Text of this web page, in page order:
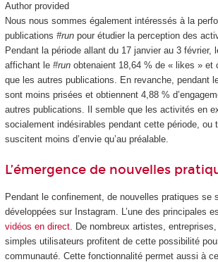
Author provided
Nous nous sommes également intéressés à la
publications #runpour étudier la perception des
Pendant la période allant du 17 janvier au 3 février,
affichant le #runobtenaient 18,64 % de « likes » et
que les autres publications. En revanche, pendant
sont moins prisées et obtiennent 4,88 %
autres publications. Il semble que les activités en
socialement indésirables pendant cette période, ou
suscitent moins d’envie qu’au préalable.
L’émergence de nouvelles
Pendant le confinement, de nouvelles pratiques se
développées sur Instagram. L’une des principales
vidéos en direct. De nombreux artistes,
simples utilisateurs profitent de cette possibilité
communauté. Cette fonctionnalité permet aussi à